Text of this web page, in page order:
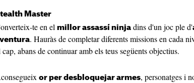
Master
te en el millor assassí ninja dins d'un joc ple d'
. Hauràs de completar diferents missions en cada
cap, abans de continuar amb els teus següents objectius.
or per desbloquejar armes, personatges i